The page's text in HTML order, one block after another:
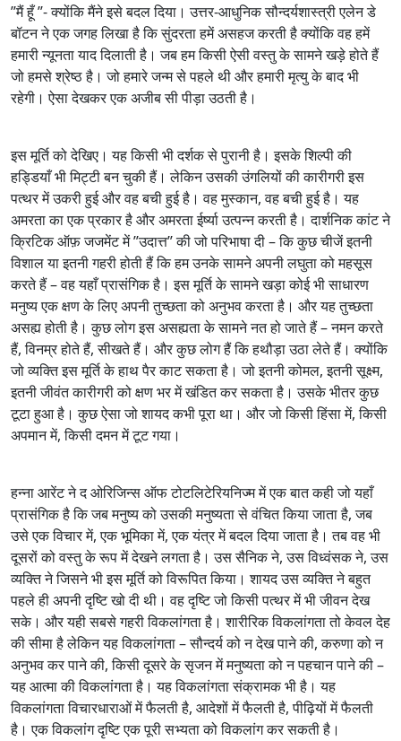
’’मैं हूँ ’’- क्योंकि मैंने इसे बदल दिया। उत्तर-आधुनिक सौन्दर्यशास्त्री एलेन डे
बॉटन ने एक जगह लिखा है कि सुंदरता हमें असहज करती है क्योंकि वह हमें
हमारी न्यूनता याद दिलाती है। जब हम किसी ऐसी वस्तु के सामने खड़े होते हैं
जो हमसे श्रेष्ठ है। जो हमारे जन्म से पहले थी और हमारी मृत्यु के बाद भी
रहेगी। ऐसा देखकर एक अजीब सी पीड़ा उठती है।
इस मूर्ति को देखिए। यह किसी भी दर्शक से पुरानी है। इसके शिल्पी की
हड्डियाँ भी मिट्टी बन चुकी हैं। लेकिन उसकी उंगलियों की कारीगरी इस
पत्थर में उकरी हुई और वह बची हुई है। वह मुस्कान, वह बची हुई है। यह
अमरता का एक प्रकार है और अमरता ईर्ष्या उत्पन्न करती है। दार्शनिक कांट ने
क्रिटिक ऑफ़ जजमेंट में ’’उदात्त’’ की जो परिभाषा दी – कि कुछ चीजें इतनी
विशाल या इतनी गहरी होती हैं कि हम उनके सामने अपनी लघुता को महसूस
करते हैं – वह यहाँ प्रासंगिक है। इस मूर्ति के सामने खड़ा कोई भी साधारण
मनुष्य एक क्षण के लिए अपनी तुच्छता को अनुभव करता है। और यह तुच्छता
असह्य होती है। कुछ लोग इस असह्यता के सामने नत हो जाते हैं – नमन करते
हैं, विनम्र होते हैं, सीखते हैं। और कुछ लोग हैं कि हथौड़ा उठा लेते हैं। क्योंकि
जो व्यक्ति इस मूर्ति के हाथ पैर काट सकता है। जो इतनी कोमल, इतनी सूक्ष्म,
इतनी जीवंत कारीगरी को क्षण भर में खंडित कर सकता है। उसके भीतर कुछ
टूटा हुआ है। कुछ ऐसा जो शायद कभी पूरा था। और जो किसी हिंसा में, किसी
अपमान में, किसी दमन में टूट गया।
हन्ना आरेंट ने द ओरिजिन्स ऑफ टोटलिटेरियनिज्म में एक बात कही जो यहाँ
प्रासंगिक है कि जब मनुष्य को उसकी मनुष्यता से वंचित किया जाता है, जब
उसे एक विचार में, एक भूमिका में, एक यंत्र में बदल दिया जाता है। तब वह भी
दूसरों को वस्तु के रूप में देखने लगता है। उस सैनिक ने, उस विध्वंसक ने, उस
व्यक्ति ने जिसने भी इस मूर्ति को विरूपित किया। शायद उस व्यक्ति ने बहुत
पहले ही अपनी दृष्टि खो दी थी। वह दृष्टि जो किसी पत्थर में भी जीवन देख
सके। और यही सबसे गहरी विकलांगता है। शारीरिक विकलांगता तो केवल देह
की सीमा है लेकिन यह विकलांगता – सौन्दर्य को न देख पाने की, करुणा को न
अनुभव कर पाने की, किसी दूसरे के सृजन में मनुष्यता को न पहचान पाने की –
यह आत्मा की विकलांगता है। यह विकलांगता संक्रामक भी है। यह
विकलांगता विचारधाराओं में फैलती है, आदेशों में फैलती है, पीढ़ियों में फैलती
है। एक विकलांग दृष्टि एक पूरी सभ्यता को विकलांग कर सकती है।